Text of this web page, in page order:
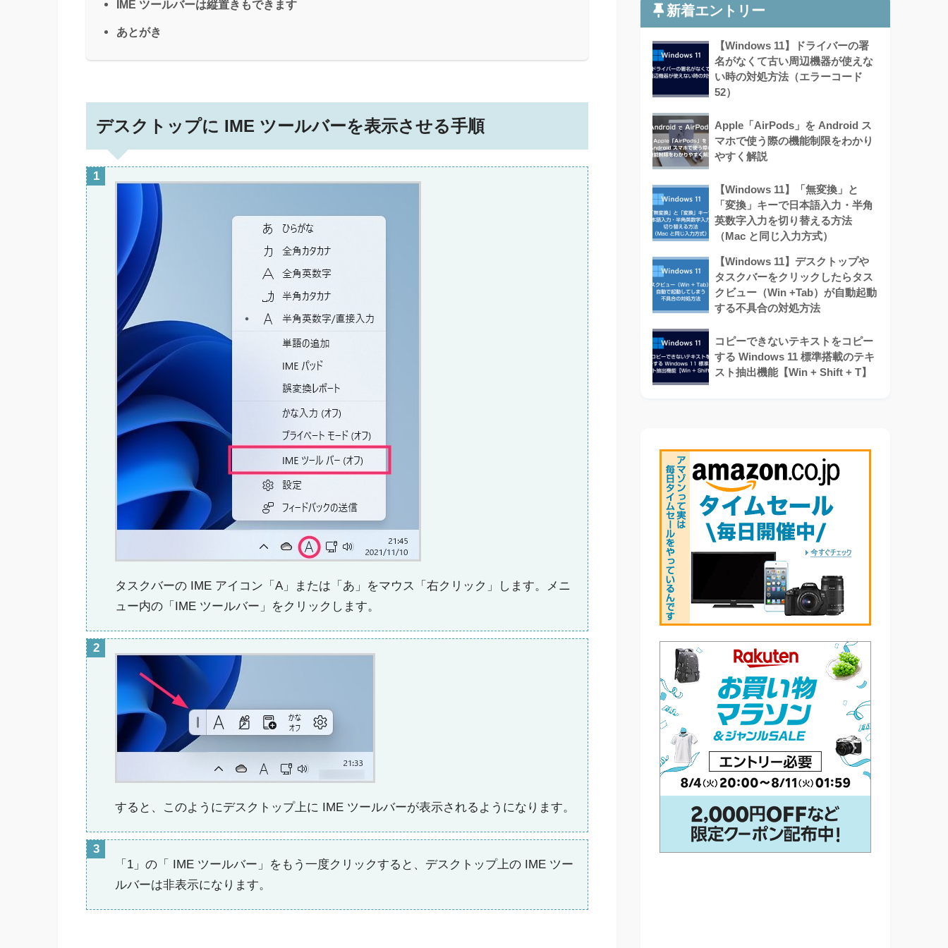
IME ツールバーは縦置きもできます
あとがき
デスクトップに IME ツールバーを表示させる手順
タスクバーの IME アイコン「A」または「あ」をマウス「右クリック」します。メニ
ュー内の「IME ツールバー」をクリックします。
すると、このようにデスクトップ上に IME ツールバーが表示されるようになります。
「1」の「 IME ツールバー」をもう一度クリックすると、デスクトップ上の IME ツー
ルバーは非表示になります。
新着エントリー
【Windows 11】ドライバーの署
名がなくて古い周辺機器が使えな
い時の対処方法（エラーコード
52）
Apple「AirPods」を Android ス
マホで使う際の機能制限をわかり
やすく解説
【Windows 11】「無変換」と
「変換」キーで日本語入力・半角
英数字入力を切り替える方法
（Mac と同じ入力方式）
【Windows 11】デスクトップや
タスクバーをクリックしたらタス
クビュー（Win +Tab）が自動起動
する不具合の対処方法
コピーできないテキストをコピー
する Windows 11 標準搭載のテキ
スト抽出機能【Win + Shift + T】